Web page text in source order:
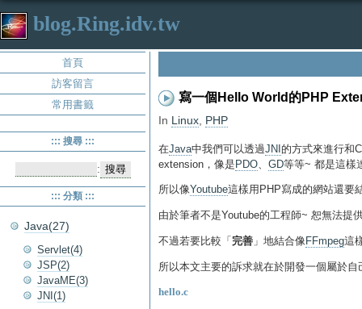
blog.Ring.idv.tw
寫一個Hello World的PHP
In Linux PHP
在Java中我們可以透過JNI的方式來進行和
extension，像是PDO GD等等~ 都是這樣
所以像Youtube這樣用PHP寫成的網站還要
由於筆者不是Youtube的工程師~ 恕無法提
不過若要比較「 完善 」地結合像 FFmpeg這
所以本文主要的訴求就在於開發一個屬於自
hello.c
首頁
訪客留言
常用書籤
::: 搜尋 :::
:
::: 分類 :::
Java(27)
Servlet(4)
JSP(2)
JavaME(3)
JNI(1)